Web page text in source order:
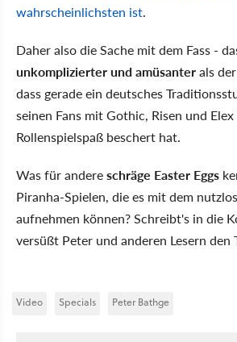
wahrscheinlichsten ist.
Daher also die Sache mit dem Fass -
unkomplizierter und amüsanterals
dass gerade ein deutsches
seinen Fans mit Gothic, Risen und
Rollenspielspaß beschert hat.
Was für andereschräge Easter Eggs
Piranha-Spielen, die es mit dem
aufnehmen können? Schreibt's in die
versüßt Peter und anderen Lesern den
Video Specials Peter Bathge